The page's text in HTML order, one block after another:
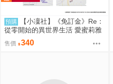
預購
【小凜社】《免訂金》Re：
從零開始的異世界生活 愛蜜莉雅
拉姆 雷姆 お祭り ver. 和服 文件
夾資料夾套組
售價 340